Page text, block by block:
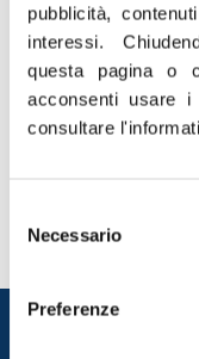
pubblicità,
interessi.
questa pagina o
acconsenti usare
consultare
delNecessario
Preferenze
Non bastavano la
energetica,
iniziato a notificare
avanzato fin da